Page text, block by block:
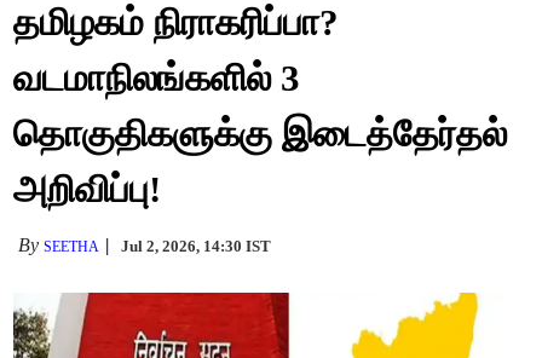
தமிழகம் நிராகரிப்பா?
வடமாநிலங்களில் 3
தொகுதிகளுக்கு இடைத்தேர்தல்
அறிவிப்பு!
BySEETHA Jul 2, 2026, 14:30 IST